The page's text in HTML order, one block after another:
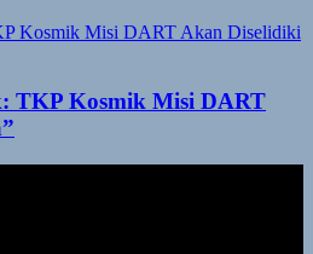
TKP Kosmik Misi DART